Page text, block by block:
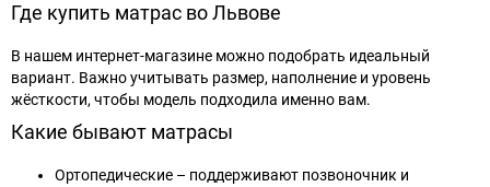
Где купить матрас во Львове
В нашем интернет-магазине можно подобрать идеальный
вариант. Важно учитывать размер, наполнение и уровень
жёсткости, чтобы модель подходила именно вам.
Какие бывают матрасы
Ортопедические – поддерживают позвоночник и